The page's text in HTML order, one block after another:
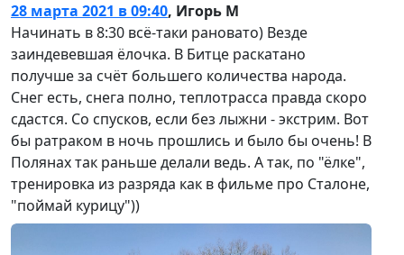
28 марта 2021 в 09:40, Игорь М
Начинать в 8:30 всё-таки рановато) Везде
заиндевевшая ёлочка. В Битце раскатано
получше за счёт большего количества народа.
Снег есть, снега полно, теплотрасса правда скоро
сдастся. Со спусков, если без лыжни - экстрим. Вот
бы ратраком в ночь прошлись и было бы очень! В
Полянах так раньше делали ведь. А так, по "ёлке",
тренировка из разряда как в фильме про Сталоне,
"поймай курицу"))